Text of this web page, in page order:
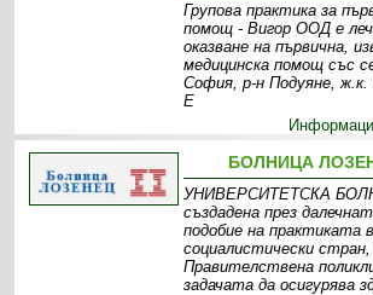
Групова практика за
помощ - Вигор ООД е
оказване на първична,
медицинска помощ със
София, р-н Подуяне, ж.к.
Е
БОЛНИЦА
УНИВЕРСИТЕТСКА
създадена през
подобие на практиката
социалистически
Правителствена
задачата да осигурява